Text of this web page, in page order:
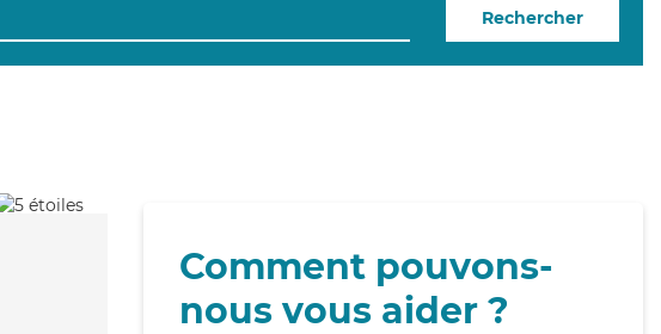
Rechercher
Comment pouvons-
nous vous aider ?